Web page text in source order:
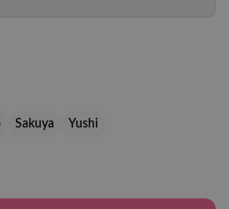
Sakuya Yushi